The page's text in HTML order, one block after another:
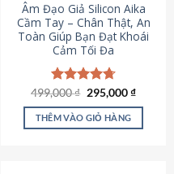
Âm Đạo Giả Silicon Aika
Cầm Tay – Chân Thật, An
Toàn Giúp Bạn Đạt Khoái
Cảm Tối Đa
Được xếp
hạng4.75
5 sao
499,000₫ Giá
là:
499,000 ₫.
295,000₫Giá
tại
THÊM VÀO GIỎ HÀNG